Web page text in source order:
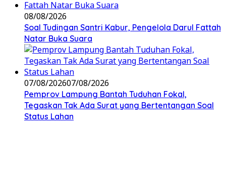
08/08/2026
Soal Tudingan Santri Kabur, Pengelola Darul Fattah
Natar Buka Suara
07/08/202607/08/2026
Pemprov Lampung Bantah Tuduhan Fokal,
Tegaskan Tak Ada Surat yang Bertentangan Soal
Status Lahan